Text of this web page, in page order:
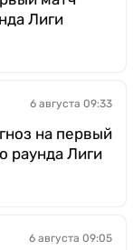
Лиги
6 августа 09:33
на первый
раунда Лиги
6 августа 09:05